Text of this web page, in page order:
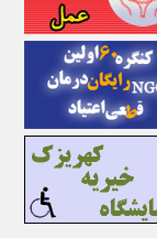
اینتیتر
ایونا نیوز
بازتاب آنلاین
باشگاه خبرنگاران
باغستان نیوز
بامبوک
ببین و بخون
بدینسان
بنکر